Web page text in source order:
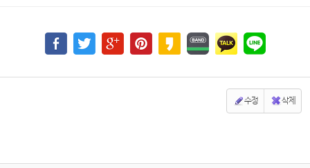
수정 삭제